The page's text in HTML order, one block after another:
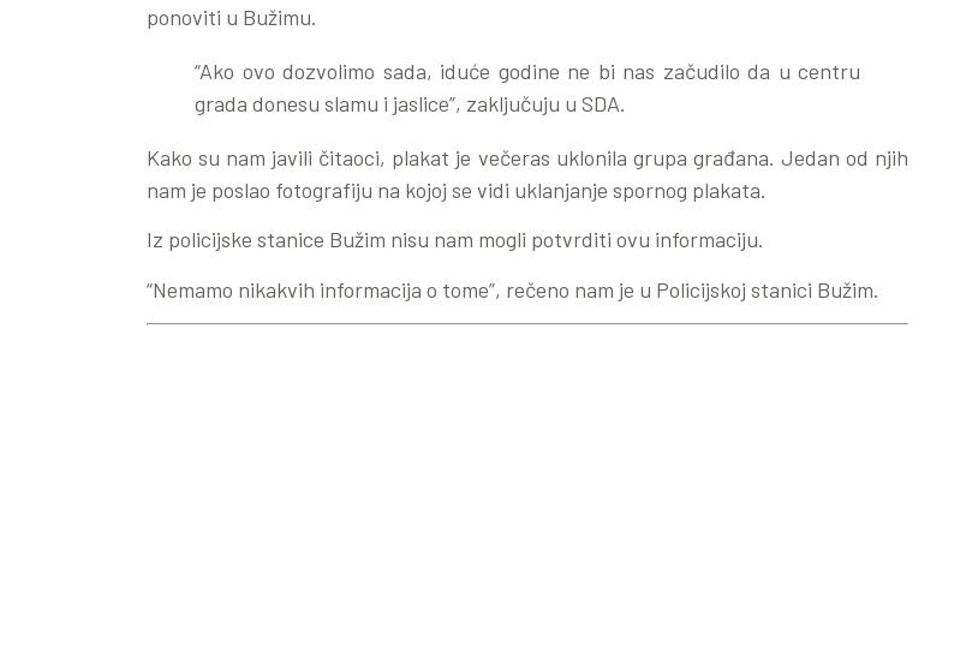
ponoviti u Bužimu.
“Ako ovo dozvolimo sada, iduće godine ne bi nas začudilo da u centru
grada donesu slamu i jaslice”, zaključuju u SDA.
Kako su nam javili čitaoci, plakat je večeras uklonila grupa građana. Jedan od njih
nam je poslao fotografiju na kojoj se vidi uklanjanje spornog plakata.
Iz policijske stanice Bužim nisu nam mogli potvrditi ovu informaciju.
“Nemamo nikakvih informacija o tome”, rečeno nam je u Policijskoj stanici Bužim.